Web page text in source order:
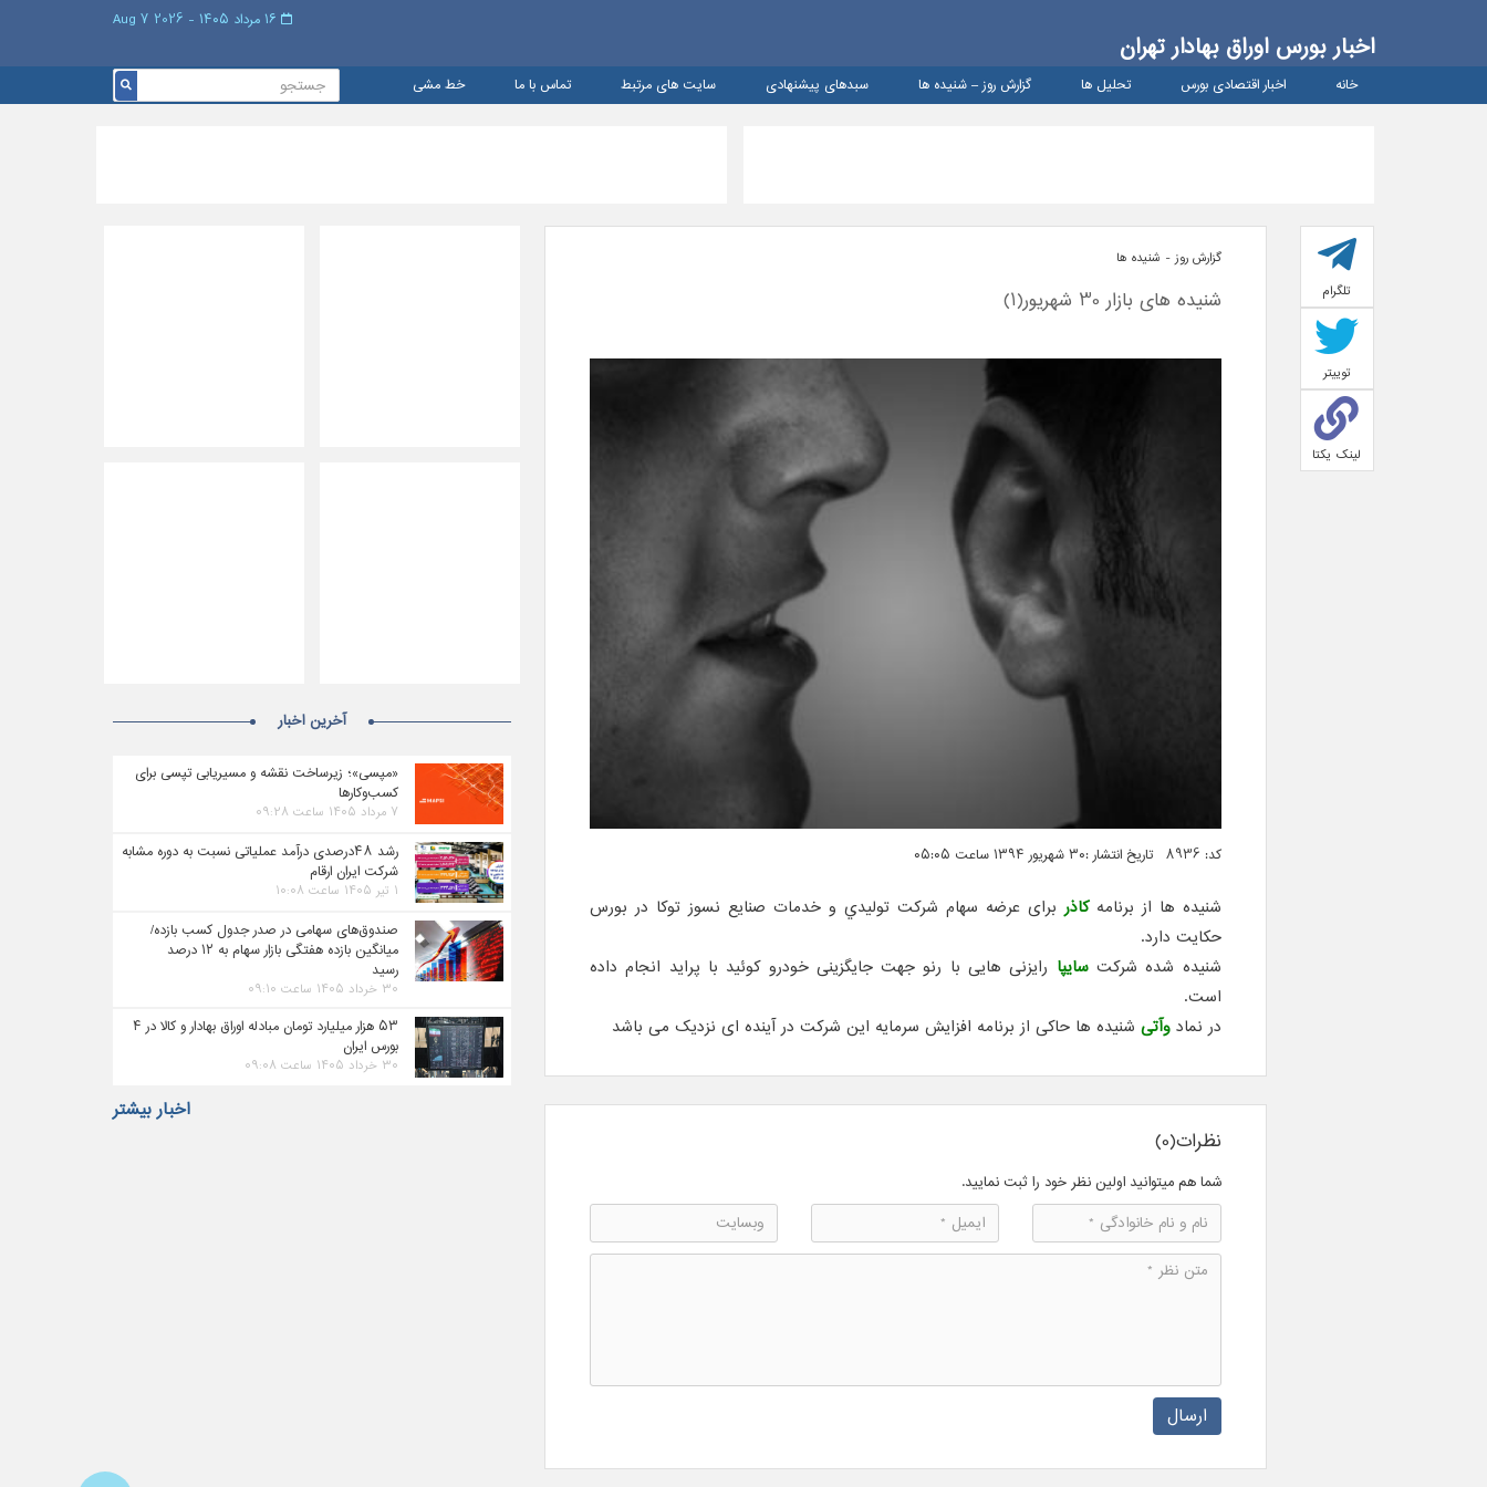
اخبار بورس اوراق بهادار تهران
خانه اخبار اقتصادی بورس تحلیل ها گزارش روز – شنيده ها سبدهای پیشنهادی سایت های مرتبط تماس با ما خط مشی
تلگرام
توییتر
لینک یکتا
گزارش روز - شنيده ها
شنیده های بازار 30 شهریور(1)
کد: 8936 تاریخ انتشار :۳۰ شهریور ۱۳۹۴ ساعت ۰۵:۰۵
شنیده ها از برنامهکاذر برای عرضه سهام شرکت توليدي و خدمات صنايع نسوز توکا در بورس
حکایت دارد.
شنیده شده شرکتسایپا رایزنی هایی با رنو جهت جایگزینی خودرو کوئید با پراید انجام داده
است.
در نمادوآتی شنیده ها حاکی از برنامه افزایش سرمایه این شرکت در آینده ای نزدیک می باشد
نظرات(0)
شما هم میتوانید اولین نظر خود را ثبت نمایید.
ارسال
آخرین اخبار
«مپسی»؛ زیرساخت نقشه و مسیریابی تپسی برای
کسب‌وکارها
۷ مرداد ۱۴۰۵ ساعت ۰۹:۲۸
رشد ۴۸درصدی درآمد عملیاتی نسبت به دوره مشابه
شرکت ایران ارقام
۱ تیر ۱۴۰۵ ساعت ۱۰:۰۸
صندوق‌های سهامی در صدر جدول کسب بازده/
میانگین بازده هفتگی بازار سهام به ۱۲ درصد
رسید
۳۰ خرداد ۱۴۰۵ ساعت ۰۹:۱۰
۵۳ هزار میلیارد تومان مبادله اوراق بهادار و کالا در ۴
بورس ایران
۳۰ خرداد ۱۴۰۵ ساعت ۰۹:۰۸
اخبار بیشتر